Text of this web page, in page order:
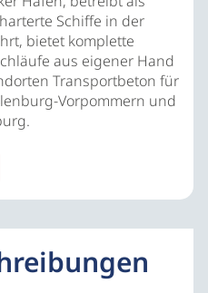
Schiffe in der
bietet komplette
aus eigener Hand
Transportbeton für
Vorpommern und